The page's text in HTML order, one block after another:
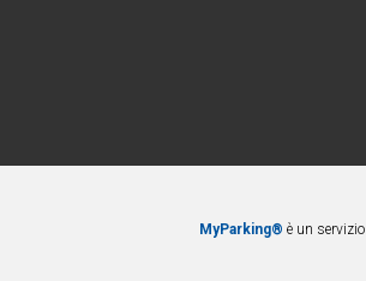
MyParking® è un servizio